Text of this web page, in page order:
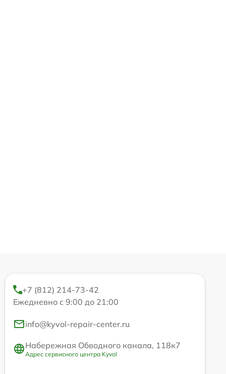
+7 (812) 214-73-42
Ежедневно с 9:00 до 21:00
info@kyvol-repair-center.ru
Набережная Обводного канала, 118к7
Адрес сервисного центра Kyvol